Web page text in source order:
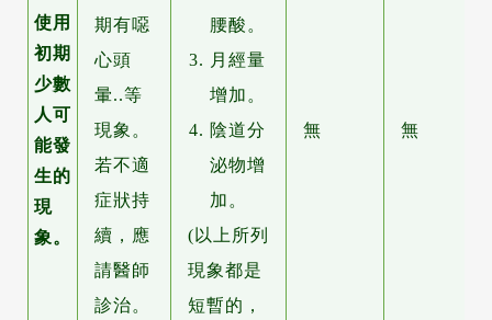
使用
初期
少數
人可
能發
生的
現
象。
期有噁
心頭
暈..等
現象。
若不適
症狀持
續，應
請醫師
診治。
腰酸。
月經量
增加。
陰道分
泌物增
加。
(以上所列
現象都是
短暫的，
無 無